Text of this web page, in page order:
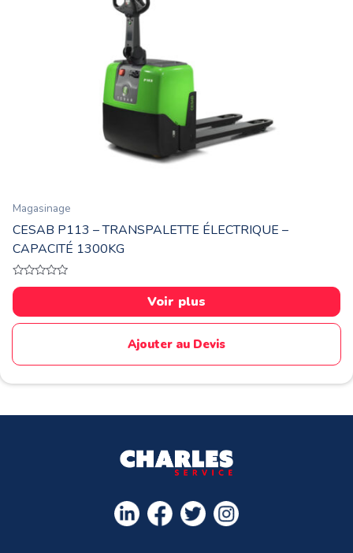
Magasinage
CESAB P113 – TRANSPALETTE ÉLECTRIQUE –
CAPACITÉ 1300KG
Note
0
5
Voir plus
Ajouter au Devis